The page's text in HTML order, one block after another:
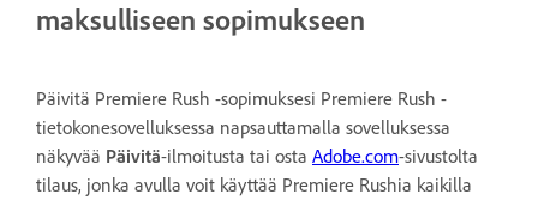
maksulliseen sopimukseen
Päivitä Premiere Rush -sopimuksesi Premiere Rush -
tietokonesovelluksessa napsauttamalla sovelluksessa
näkyvää Päivitä-ilmoitusta tai osta Adobe.com-sivustolta
tilaus, jonka avulla voit käyttää Premiere Rushia kaikilla